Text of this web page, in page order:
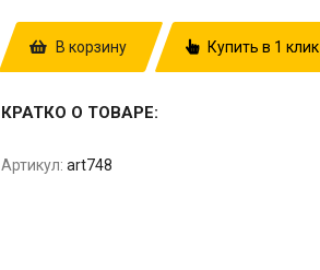
В корзину Купить в 1 клик
КРАТКО О ТОВАРЕ:
Артикул: art748